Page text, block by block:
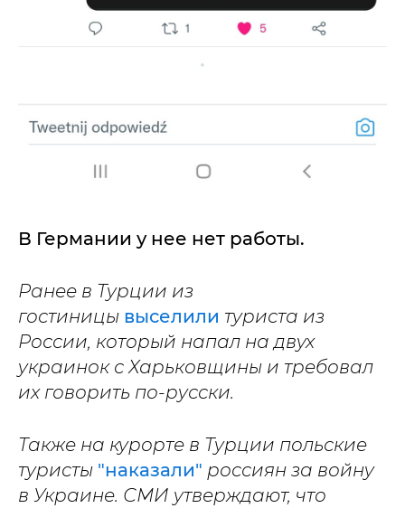
В Германии у нее нет работы.
Ранее в Турции из
гостиницы выселили туриста из
России, который напал на двух
украинок с Харьковщины и требовал
их говорить по-русски.
Также на курорте в Турции польские
туристы "наказали" россиян за войну
в Украине. СМИ утверждают, что